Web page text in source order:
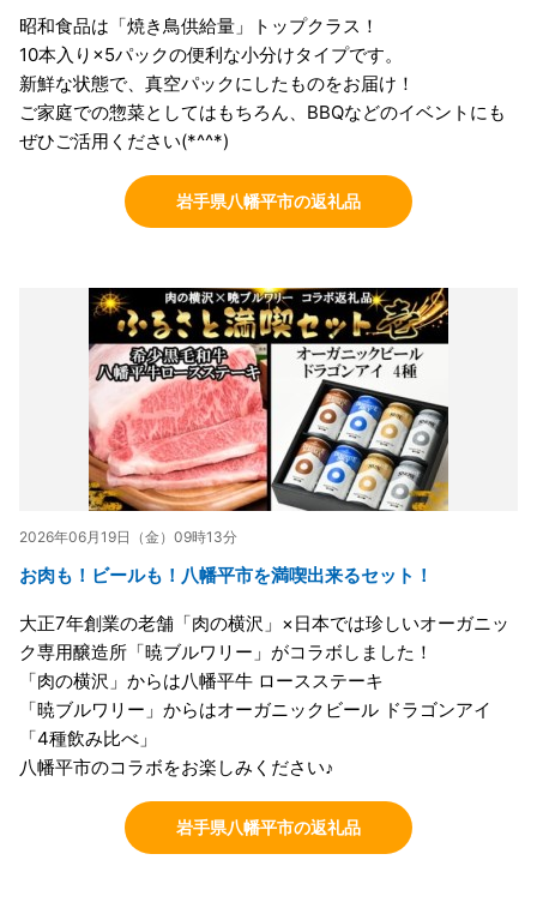
昭和食品は「焼き鳥供給量」トップクラス！
10本入り×5パックの便利な小分けタイプです。
新鮮な状態で、真空パックにしたものをお届け！
ご家庭での惣菜としてはもちろん、BBQなどのイベントにも
ぜひご活用ください(*^^*)
岩手県八幡平市の返礼品
2026年06月19日（金）09時13分
お肉も！ビールも！八幡平市を満喫出来るセット！
大正7年創業の老舗「肉の横沢」×日本では珍しいオーガニッ
ク専用醸造所「暁ブルワリー」がコラボしました！
「肉の横沢」からは八幡平牛 ロースステーキ
「暁ブルワリー」からはオーガニックビール ドラゴンアイ
「4種飲み比べ」
八幡平市のコラボをお楽しみください♪
岩手県八幡平市の返礼品